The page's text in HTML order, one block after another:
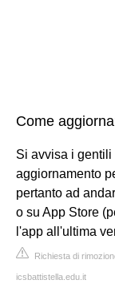
Come
Si avvisa i
aggiornamento
pertanto ad
o su App Store
l'app all'ultima
Richiesta di
icsbattistella.edu.it